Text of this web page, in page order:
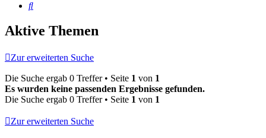
Suche
Aktive Themen
Zur erweiterten Suche
Die Suche ergab 0 Treffer • Seite 1 von 1
Es wurden keine passenden Ergebnisse gefunden.
Die Suche ergab 0 Treffer • Seite 1 von 1
Zur erweiterten Suche